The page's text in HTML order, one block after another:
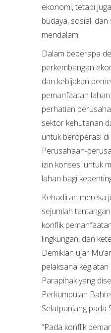
ekonomi, tetapi
budaya, sosial,
mendalam.
Dalam beberapa
perkembangan
dan kebijakan
pemanfaatan
perhatian
sektor kehutanan
untuk beroperasi
Perusahaan-
izin konsesi untuk
lahan bagi
Kehadiran mereka
sejumlah
konflik
lingkungan, dan
Demikian ujar
pelaksana
Parapihak yang
Perkumpulan
Selatpanjang pada
“Pada konflik